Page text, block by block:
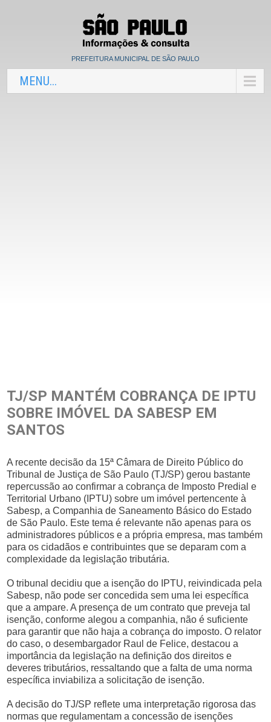
PREFEITURA MUNICIPAL DE SÃO PAULO
MENU...
TJ/SP MANTÉM COBRANÇA DE IPTU
SOBRE IMÓVEL DA SABESP EM
SANTOS
A recente decisão da 15ª Câmara de Direito Público do
Tribunal de Justiça de São Paulo (TJ/SP) gerou bastante
repercussão ao confirmar a cobrança de Imposto Predial e
Territorial Urbano (IPTU) sobre um imóvel pertencente à
Sabesp, a Companhia de Saneamento Básico do Estado
de São Paulo. Este tema é relevante não apenas para os
administradores públicos e a própria empresa, mas também
para os cidadãos e contribuintes que se deparam com a
complexidade da legislação tributária.
O tribunal decidiu que a isenção do IPTU, reivindicada pela
Sabesp, não pode ser concedida sem uma lei específica
que a ampare. A presença de um contrato que preveja tal
isenção, conforme alegou a companhia, não é suficiente
para garantir que não haja a cobrança do imposto. O relator
do caso, o desembargador Raul de Felice, destacou a
importância da legislação na definição dos direitos e
deveres tributários, ressaltando que a falta de uma norma
específica inviabiliza a solicitação de isenção.
A decisão do TJ/SP reflete uma interpretação rigorosa das
normas que regulamentam a concessão de isenções